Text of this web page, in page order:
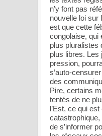
n’y font pas
nouvelle loi sur
est que cette
congolaise, qui
plus pluralistes
plus libres. Les
pression,
s’auto-
des
Pire, certains
tentés de ne
l’Est, ce qui
de s’informer